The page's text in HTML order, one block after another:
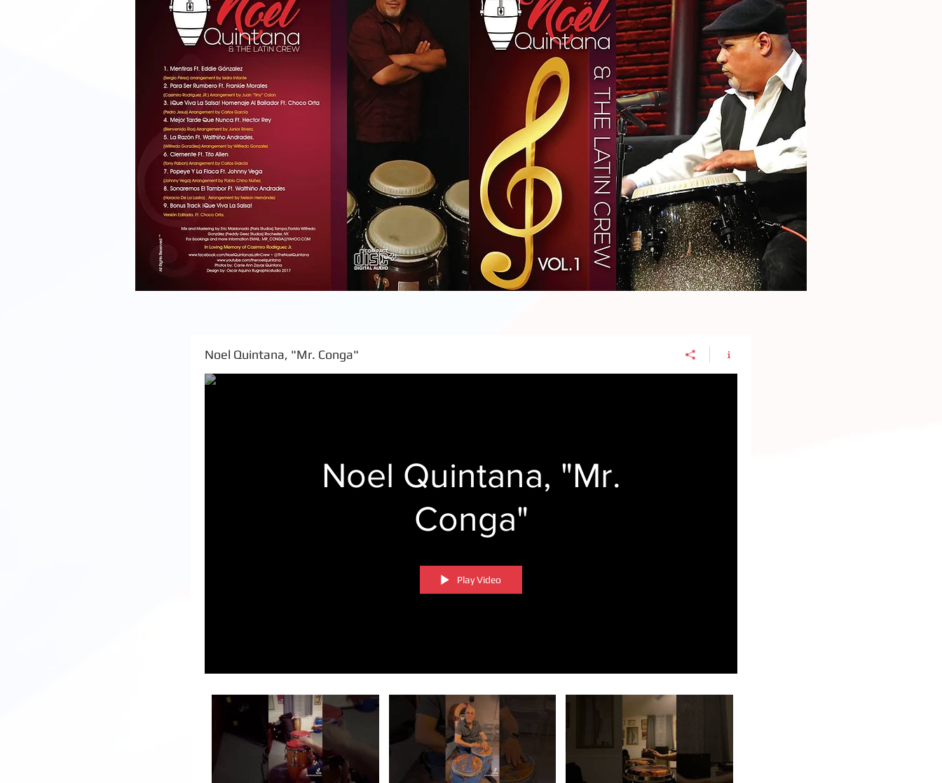
Noel Quintana, "Mr. Conga"
Noel Quintana, "Mr.
Conga"
Play Video